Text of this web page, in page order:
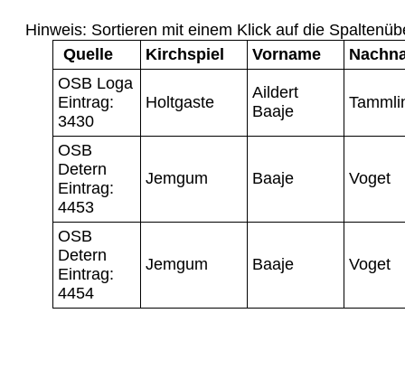
Hinweis: Sortieren mit einem Klick auf die
Quelle
Kirchspiel Vorname
OSB Loga
Eintrag:
3430
Holtgaste
Aildert
Baaje
OSB
Detern
Eintrag:
4453
Jemgum Baaje Voget
OSB
Detern
Eintrag:
4454
Jemgum Baaje Voget